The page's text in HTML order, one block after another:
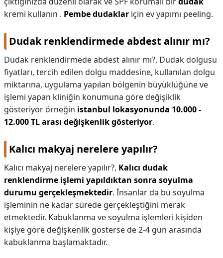
kremi kullanın . Pembe dudaklar için ev yapımı peeling.
Dudak renklendirmede abdest alınır mı?
Dudak renklendirmede abdest alınır mı?, Dudak dolgusu
fiyatları, tercih edilen dolgu maddesine, kullanılan dolgu
miktarına, uygulama yapılan bölgenin büyüklüğüne ve
işlemi yapan kliniğin konumuna göre değişiklik
gösteriyor örneğin istanbul lokasyonunda 10.000 -
12.000 TL arası değişkenlik gösteriyor.
Kalıcı makyaj nerelere yapılır?
Kalıcı makyaj nerelere yapılır?, Kalıcı dudak
renklendirme işlemi yapıldıktan sonra soyulma
durumu gerçekleşmektedir. İnsanlar da bu soyulma
işleminin ne kadar sürede gerçekleştiğini merak
etmektedir. Kabuklanma ve soyulma işlemleri kişiden
kişiye göre değişkenlik gösterse de 2-4 gün arasında
kabuklanma başlamaktadır.